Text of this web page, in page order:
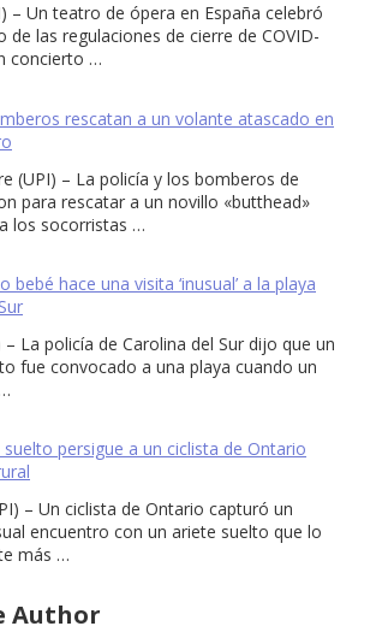
– Un teatro de ópera en España celebró
de las regulaciones de cierre de COVID-
concierto …
rescatan a un volante atascado en
(UPI) – La policía y los bomberos de
para rescatar a un novillo «butthead»
los socorristas …
bebé hace una visita ‘inusual’ a la playa
La policía de Carolina del Sur dijo que un
fue convocado a una playa cuando un
persigue a un ciclista de Ontario
– Un ciclista de Ontario capturó un
encuentro con un ariete suelto que lo
más …
Author